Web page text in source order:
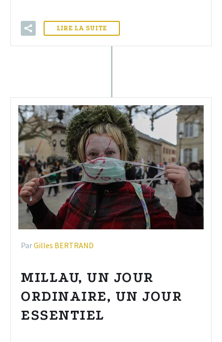
LIRE LA SUITE
ParGilles BERTRAND
MILLAU, UN JOUR
ORDINAIRE, UN JOUR
ESSENTIEL